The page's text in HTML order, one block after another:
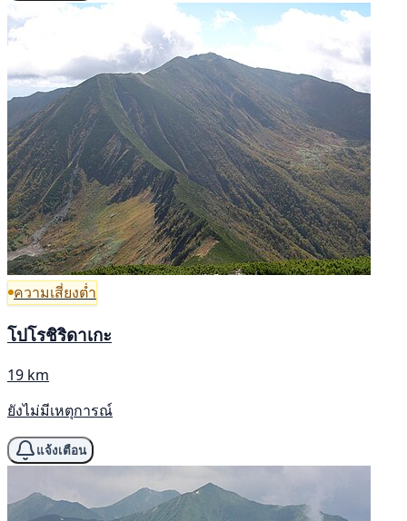
ความเสี่ยงต่ำ
โปโรชิริดาเกะ
19 km
ยังไม่มีเหตุการณ์
แจ้งเตือน